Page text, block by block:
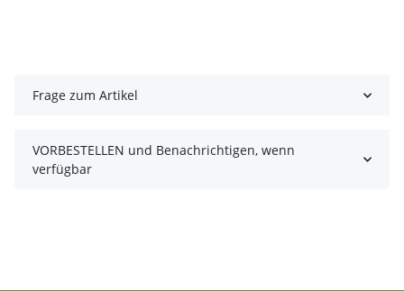
Frage zum Artikel
VORBESTELLEN und Benachrichtigen, wenn
verfügbar